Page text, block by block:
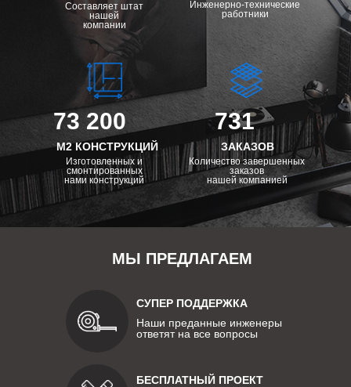
Составляет штат
нашей
компании
73 200
М2 КОНСТРУКЦИЙ
Изготовленных и
смонтированных
нами конструкций
731
ЗАКАЗОВ
Количество завершенных
заказов
нашей компанией
Инженерно-технические
работники
МЫ ПРЕДЛАГАЕМ
СУПЕР ПОДДЕРЖКА
Наши преданные инженеры
ответят на все вопросы
БЕСПЛАТНЫЙ ПРОЕКТ